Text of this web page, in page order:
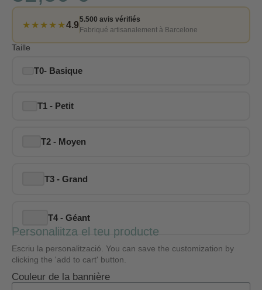
★★★★★4.9
5.500 avis vérifiés
Fabriqué artisanalement à Barcelone
Taille
T0- Basique
T1 - Petit
T2 - Moyen
T3 - Grand
T4 - Géant
Personaliitza el teu producte
Escriu la personalització. You can save the customization by
clicking the 'add to cart' button.
Couleur de la bannière